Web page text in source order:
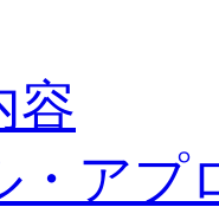
容
・アプ